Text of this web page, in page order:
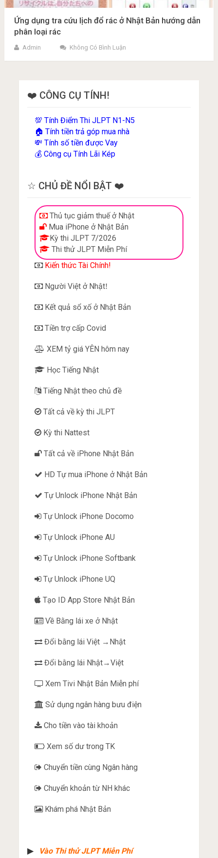
Ứng dụng tra cứu lịch đổ rác ở Nhật Bản hướng dẫn
phân loại rác
Admin Không Có Bình Luận
❤️ CÔNG CỤ TÍNH!
💯Tính Điểm Thi JLPT N1-N5
🏠Tính tiền trả góp mua nhà
💸Tính số tiền được Vay
💰Công cụ Tính Lãi Kép
☆ CHỦ ĐỀ NỔI BẬT ❤️
Thủ tục giảm thuế ở Nhật
Mua iPhone ở Nhật Bản
Kỳ thi JLPT 7/2026
Thi thử JLPT Miễn Phí
Kiến thức Tài Chính!
Người Việt ở Nhật!
Kết quả sổ xố ở Nhật Bản
Tiền trợ cấp Covid
XEM tỷ giá YÊN hôm nay
Học Tiếng Nhật
Tiếng Nhật theo chủ đề
Tất cả về kỳ thi JLPT
Kỳ thi Nattest
Tất cả về iPhone Nhật Bản
HD Tự mua iPhone ở Nhật Bản
Tự Unlock iPhone Nhật Bản
Tự Unlock iPhone Docomo
Tự Unlock iPhone AU
Tự Unlock iPhone Softbank
Tự Unlock iPhone UQ
Tạo ID App Store Nhật Bản
Về Bằng lái xe ở Nhật
Đổi bằng lái Việt →Nhật
Đổi bằng lái Nhật→Việt
Xem Tivi Nhật Bản Miễn phí
Sử dụng ngân hàng bưu điện
Cho tiền vào tài khoản
Xem số dư trong TK
Chuyển tiền cùng Ngân hàng
Chuyển khoản từ NH khác
Khám phá Nhật Bản
▶︎ Vào Thi thử JLPT Miễn Phí